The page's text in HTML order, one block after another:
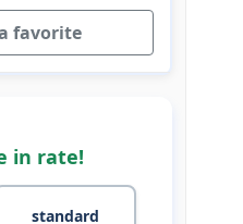
favorite
in rate!
standard